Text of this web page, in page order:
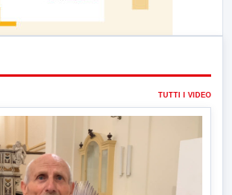
TUTTI I VIDEO